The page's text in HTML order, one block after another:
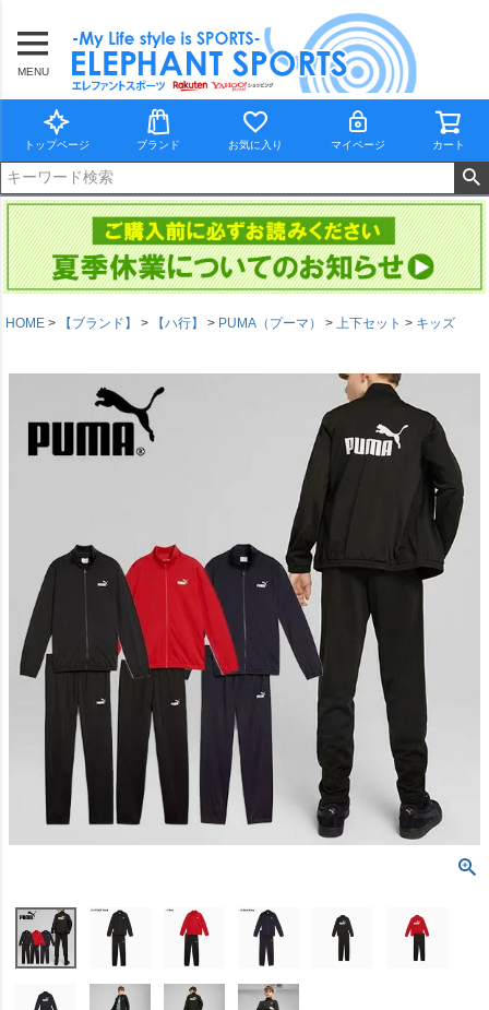
MENU
トップページ ブランド お気に入り マイページ カート
HOME 【ブランド】 【ハ行】 PUMA（プーマ） 上下セット キッズ